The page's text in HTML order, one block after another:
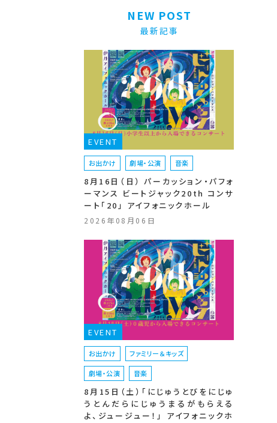
NEW POST
最新記事
EVENT
お出かけ 劇場・公演 音楽
8月16日（日） パーカッション・パフォ
ーマンス ビートジャック20th コンサ
ート「20」 アイフォニックホール
2026年08月06日
EVENT
お出かけ ファミリー＆キッズ
劇場・公演 音楽
8月15日（土）「にじゅうとびをにじゅ
うとんだらにじゅうまるがもらえる
よ、ジュージュー！」 アイフォニックホ